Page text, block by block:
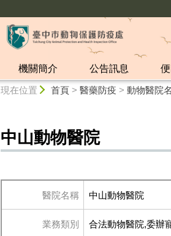
機關簡介 公告訊息
現在位置 首頁> 醫藥防疫 > 動物醫院
中山動物醫院
醫院名稱 中山動物醫院
業務類別 合法動物醫院,委辦